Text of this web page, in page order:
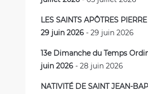
LES SAINTS APÔTRES
29 juin 2026 - 29 juin 2026
13e Dimanche du Temps
juin 2026 - 28 juin 2026
NATIVITÉ DE SAINT JEAN-